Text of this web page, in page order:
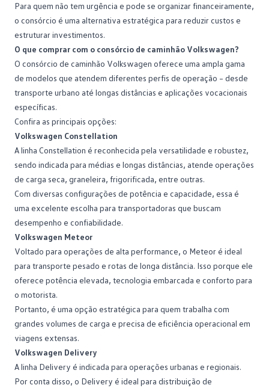
Para quem não tem urgência e pode se organizar financeiramente,
o consórcio é uma alternativa estratégica para reduzir custos e
estruturar investimentos.
O que comprar com o consórcio de caminhão Volkswagen?
O consórcio de caminhão Volkswagen oferece uma ampla gama
de modelos que atendem diferentes perfis de operação – desde
transporte urbano até longas distâncias e aplicações vocacionais
específicas.
Confira as principais opções:
Volkswagen Constellation
A linha Constellation é reconhecida pela versatilidade e robustez,
sendo indicada para médias e longas distâncias, atende operações
de carga seca, graneleira, frigorificada, entre outras.
Com diversas configurações de potência e capacidade, essa é
uma excelente escolha para transportadoras que buscam
desempenho e confiabilidade.
Volkswagen Meteor
Voltado para operações de alta performance, o Meteoré ideal
para transporte pesado e rotas de longa distância. Isso porque ele
oferece potência elevada, tecnologia embarcada e conforto para
o motorista.
Portanto, é uma opção estratégica para quem trabalha com
grandes volumes de carga e precisa de eficiência operacional em
viagens extensas.
Volkswagen Delivery
A linha Delivery é indicada para operações urbanas e regionais.
Por conta disso, o Delivery é ideal para distribuição de